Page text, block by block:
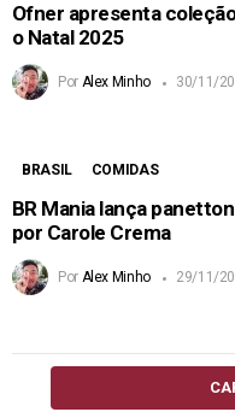
Ofner apresenta
o Natal 2025
Por Alex Minho 30/11/
BRASIL COMIDAS
BR Mania lança
por Carole Crema
Por Alex Minho 29/11/